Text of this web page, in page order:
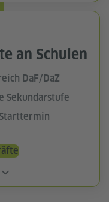
an Schulen
DaF/DaZ
Sekundarstufe